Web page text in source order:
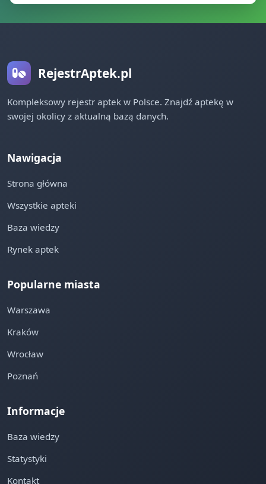
RejestrAptek.pl
Kompleksowy rejestr aptek w Polsce. Znajdź aptekę w
swojej okolicy z aktualną bazą danych.
Nawigacja
Strona główna
Wszystkie apteki
Baza wiedzy
Rynek aptek
Popularne miasta
Warszawa
Kraków
Wrocław
Poznań
Informacje
Baza wiedzy
Statystyki
Kontakt